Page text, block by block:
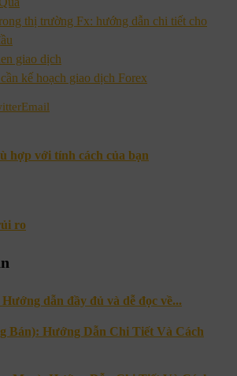
thị trường Fx: hướng dẫn chi tiết cho
giao dịch
kế hoạch giao dịch Forex
Email
hợp với tính cách của bạn
ro
dẫn đầy đủ và dễ đọc về...
Bán): Hướng Dẫn Chi Tiết Và Cách